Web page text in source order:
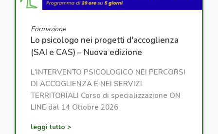
Formazione
Lo psicologo nei progetti d'accoglienza
(SAI e CAS) – Nuova edizione
L'INTERVENTO PSICOLOGICO NEI PERCORSI
DI ACCOGLIENZA E NEI SERVIZI
TERRITORIALI Corso di specializzazione ON
LINE dal 14 Ottobre 2026
leggi tutto >